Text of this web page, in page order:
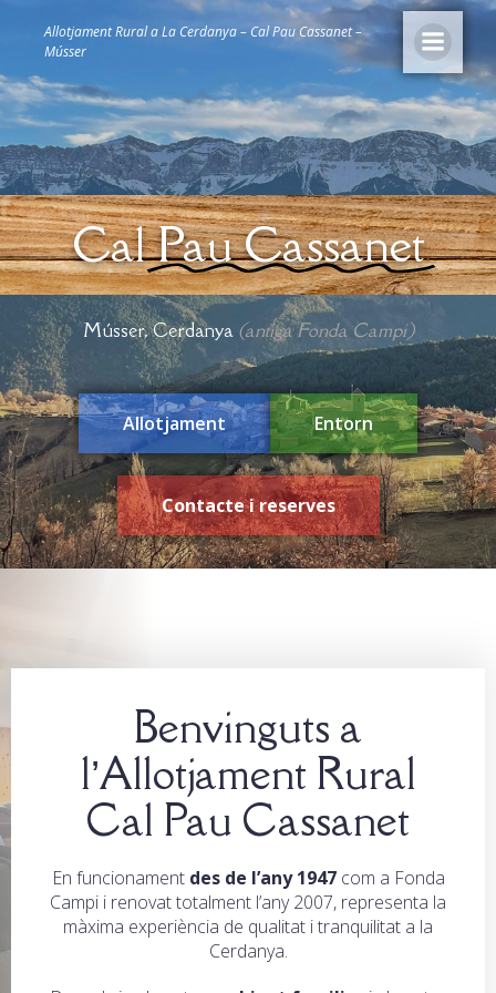
Allotjament Rural a La Cerdanya – Cal Pau Cassanet –
Músser
CalPau Cassanet
Músser, Cerdanya (antiga Fonda Campi)
Allotjament Entorn
Contacte i reserves
Benvinguts a
l’Allotjament Rural
Cal Pau Cassanet
En funcionament des de l’any 1947com a Fonda
Campi i renovat totalment l’any 2007, representa la
màxima experiència de qualitat i tranquilitat a la
Cerdanya.